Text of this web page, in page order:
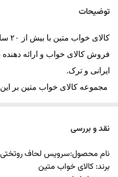
نفره
متر
توضیحات
فروش کالای خواب و ارائه دهنده
ایرانی و ترک.
مجموعه کالای خواب متین بر
معتقد است با ارائه محصولات
همراه جلب رضایت
خواهد یافت.
نقد و بررسی
نام محصول:سرویس لحاف
برند: کالای خواب متین